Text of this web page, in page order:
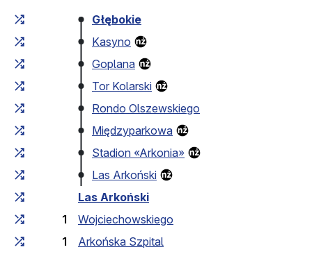
Загальний час у дорозі
Głębokie
Kasyno
Goplana
Tor Kolarski
Rondo Olszewskiego
Międzyparkowa
Stadion «Arkonia»
Las Arkoński
Las Arkoński
1
Wojciechowskiego
1
Arkońska Szpital